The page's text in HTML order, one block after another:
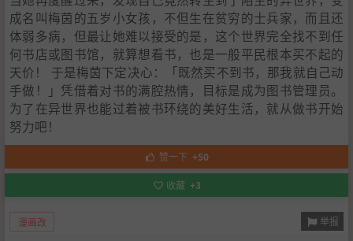
成名叫梅茵的五岁小女孩，不但生在贫穷的士兵家，而且还
体弱多病，但最让她难以接受的是，这个世界完全找不到任
何书店或图书馆，就算想看书，也是一般平民根本买不起的
天价！ 于是梅茵下定决心：「既然买不到书，那我就自己动
手做！」凭借着对书的满腔热情，目标是成为图书管理员。
为了在异世界也能过着被书环绕的美好生活，就从做书开始
努力吧！
赞一下 +50
收藏 +3
漫画改 举报